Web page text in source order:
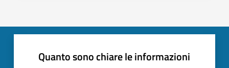
Quanto sono chiare le informazioni